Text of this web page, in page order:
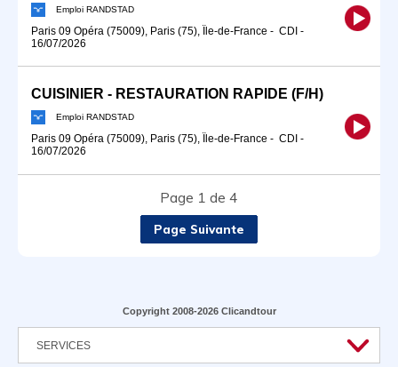
Emploi RANDSTAD
Paris 09 Opéra (75009), Paris (75), Île-de-France - CDI -
16/07/2026
CUISINIER - RESTAURATION RAPIDE (F/H)
Emploi RANDSTAD
Paris 09 Opéra (75009), Paris (75), Île-de-France - CDI -
16/07/2026
Page 1 de 4
Page Suivante
Copyright 2008-2026 Clicandtour
SERVICES